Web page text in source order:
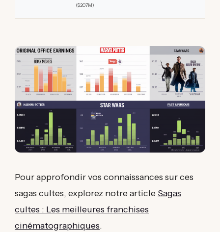
($207M)
Pour approfondir vos connaissances sur ces
sagas cultes, explorez notre article Sagas
cultes : Les meilleures franchises
cinématographiques.